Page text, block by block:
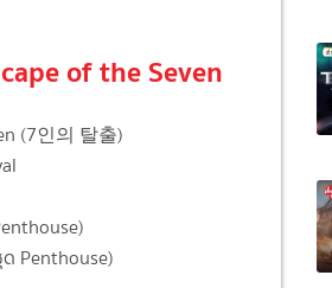
of the Seven
(7인의 탈출)
Penthouse)